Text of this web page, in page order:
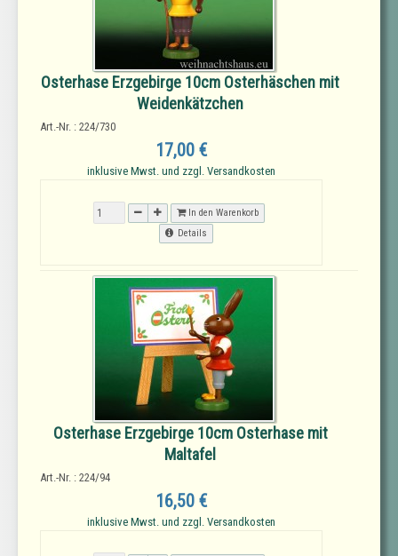
Osterhase Erzgebirge 10cm Osterhäschen mit
Weidenkätzchen
Art.-Nr. : 224/730
17,00 €
inklusive Mwst. und zzgl. Versandkosten
In den Warenkorb
Details
Osterhase Erzgebirge 10cm Osterhase mit
Maltafel
Art.-Nr. : 224/94
16,50 €
inklusive Mwst. und zzgl. Versandkosten